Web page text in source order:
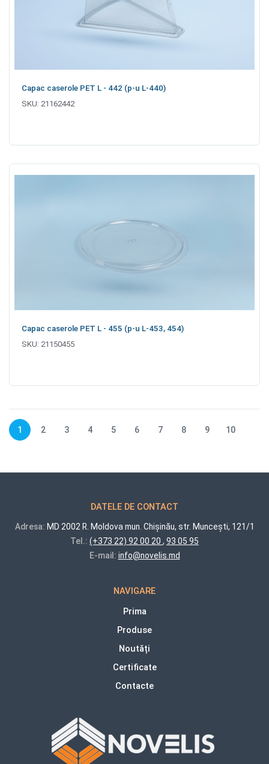
Capac caserole PET L - 442 (p-u L-440)
SKU: 21162442
Capac caserole PET L - 455 (p-u L-453, 454)
SKU: 21150455
1 2 3 4 5 6 7 8 9 10
DATELE DE CONTACT
Adresa: MD 2002 R. Moldova mun. Chișinău, str. Muncești, 121/1
Tel.: (+373 22) 92 00 20 , 93 05 95
E-mail: info@novelis.md
NAVIGARE
Prima
Produse
Noutăți
Certificate
Contacte